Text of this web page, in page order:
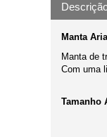
Manta
Manta de
Com uma
Tamanho